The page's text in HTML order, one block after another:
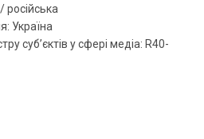
російська
Україна
суб’єктів у сфері медіа: R40-